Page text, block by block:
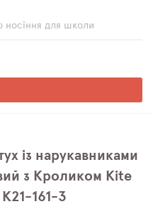
носіння для школи
із нарукавниками
з Кроликом Kite
161-3